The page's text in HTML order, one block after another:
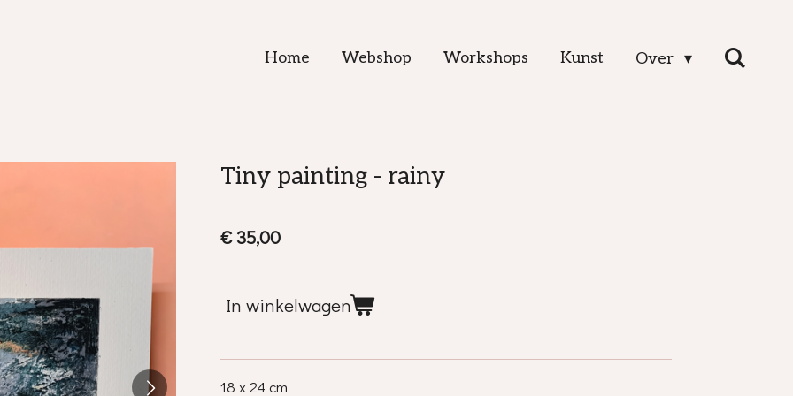
Home Webshop Workshops Kunst Over
Tiny painting - rainy
€ 35,00
In winkelwagen
18 x 24 cm